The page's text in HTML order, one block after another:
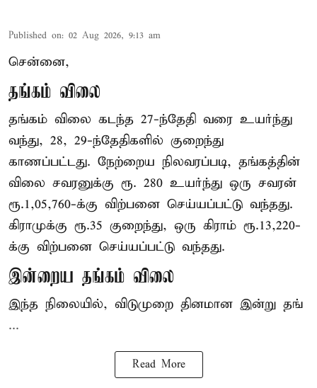
Published on: 02 Aug 2026, 9:13 am
சென்னை,
தங்கம் விலை
தங்கம் விலை கடந்த 27-ந்தேதி வரை உயர்ந்து
வந்து, 28, 29-ந்தேதிகளில் குறைந்து
காணப்பட்டது. நேற்றைய நிலவரப்படி, தங்கத்தின்
விலை சவரனுக்கு ரூ. 280 உயர்ந்து ஒரு சவரன்
ரூ.1,05,760-க்கு விற்பனை செய்யப்பட்டு வந்தது.
கிராமுக்கு ரூ.35 குறைந்து, ஒரு கிராம் ரூ.13,220-
க்கு விற்பனை செய்யப்பட்டு வந்தது.
இன்றைய தங்கம் விலை
இந்த நிலையில், விடுமுறை தினமான இன்று தங்
...
Read More